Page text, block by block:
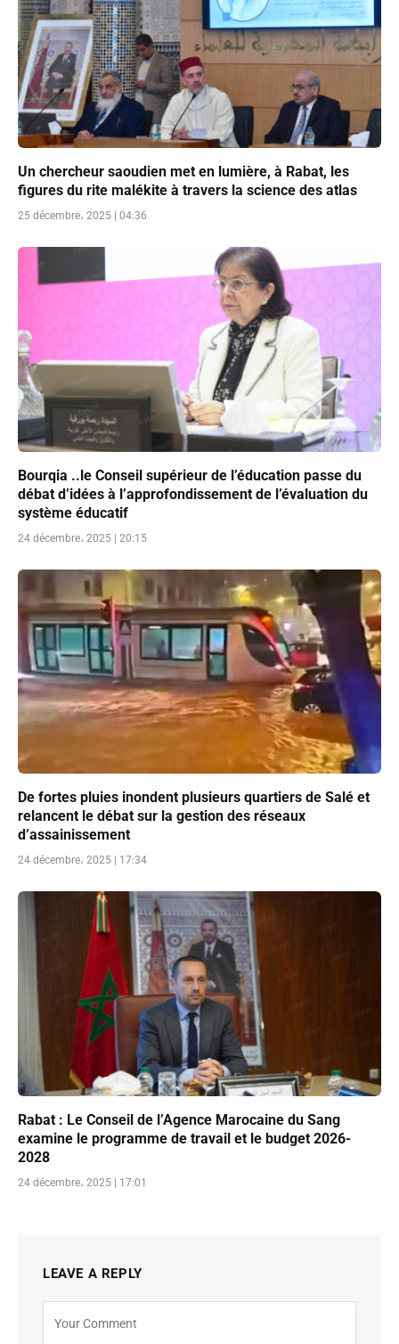
Un chercheur saoudien met en lumière, à Rabat, les
figures du rite malékite à travers la science des atlas
25 décembre، 2025 | 04:36
Bourqia ..le Conseil supérieur de l’éducation passe du
débat d’idées à l’approfondissement de l’évaluation du
système éducatif
24 décembre، 2025 | 20:15
De fortes pluies inondent plusieurs quartiers de Salé et
relancent le débat sur la gestion des réseaux
d’assainissement
24 décembre، 2025 | 17:34
Rabat : Le Conseil de l’Agence Marocaine du Sang
examine le programme de travail et le budget 2026-
2028
24 décembre، 2025 | 17:01
LEAVE A REPLY